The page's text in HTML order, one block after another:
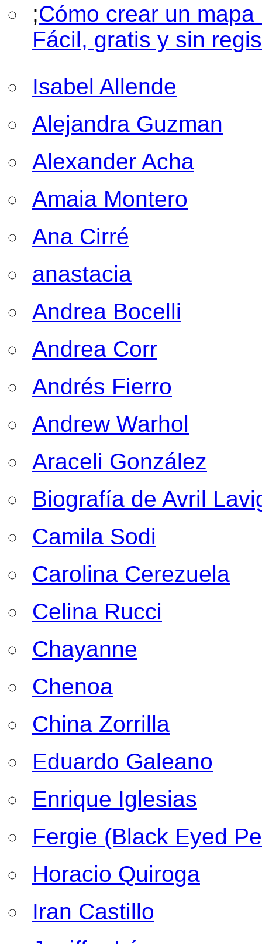
;Cómo crear un mapa
Fácil, gratis y sin
Isabel Allende
Alejandra Guzman
Alexander Acha
Amaia Montero
Ana Cirré
anastacia
Andrea Bocelli
Andrea Corr
Andrés Fierro
Andrew Warhol
Araceli González
Biografía de Avril
Camila Sodi
Carolina Cerezuela
Celina Rucci
Chayanne
Chenoa
China Zorrilla
Eduardo Galeano
Enrique Iglesias
Fergie (Black Eyed
Horacio Quiroga
Iran Castillo